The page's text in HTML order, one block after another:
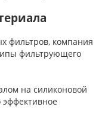
фильтров, компания
фильтрующего
на силиконовой
эффективное